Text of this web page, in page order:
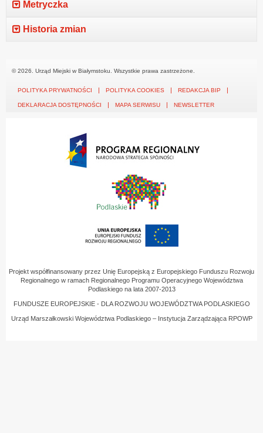
Metryczka
Historia zmian
© 2026. Urząd Miejski w Białymstoku. Wszystkie prawa zastrzeżone.
POLITYKA PRYWATNOŚCI POLITYKA COOKIES REDAKCJA BIP
DEKLARACJA DOSTĘPNOŚCI MAPA SERWISU NEWSLETTER
Projekt współfinansowany przez Unię Europejską z Europejskiego Funduszu Rozwoju
Regionalnego w ramach Regionalnego Programu Operacyjnego Województwa
Podlaskiego na lata 2007-2013
FUNDUSZE EUROPEJSKIE - DLA ROZWOJU WOJEWÓDZTWA PODLASKIEGO
Urząd Marszałkowski Województwa Podlaskiego – Instytucja Zarządzająca RPOWP